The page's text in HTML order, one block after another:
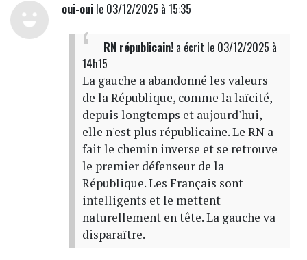
oui-ouile 03/12/2025 à 15:35
RN républicain!a écrit le 03/12/2025 à
14h15
La gauche a abandonné les valeurs
de la République, comme la laïcité,
depuis longtemps et aujourd'hui,
elle n'est plus républicaine. Le RN a
fait le chemin inverse et se retrouve
le premier défenseur de la
République. Les Français sont
intelligents et le mettent
naturellement en tête. La gauche va
disparaïtre.